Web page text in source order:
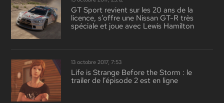
GT Sport revient sur les 20 ans de la
licence, s’offre une Nissan GT-R très
spéciale et joue avec Lewis Hamilton
13 octobre 2017, 7:53
Life is Strange Before the Storm : le
trailer de l’épisode 2 est en ligne